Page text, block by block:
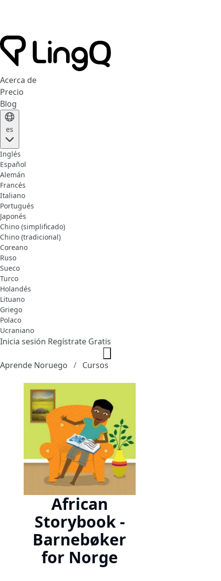
Acerca de
Precio
Blog
es
Inglés
Español
Alemán
Francés
Italiano
Portugués
Japonés
Chino (simplificado)
Chino (tradicional)
Coreano
Ruso
Sueco
Turco
Holandés
Lituano
Griego
Polaco
Ucraniano
Inicia sesión Regístrate Gratis
Aprende Noruego Cursos
African
Storybook -
Barnebøker
for Norge